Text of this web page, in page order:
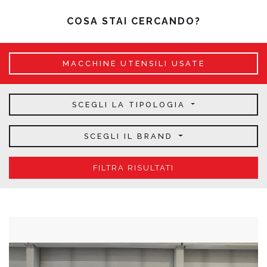
COSA STAI CERCANDO?
MACCHINE UTENSILI USATE
SCEGLI LA TIPOLOGIA
SCEGLI IL BRAND
FILTRA RISULTATI